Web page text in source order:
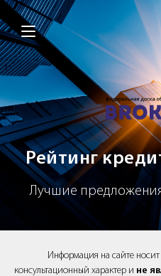
Brokery365 -
Рейтинг
Лучшие
Информация на сайте
консультационный характер и не